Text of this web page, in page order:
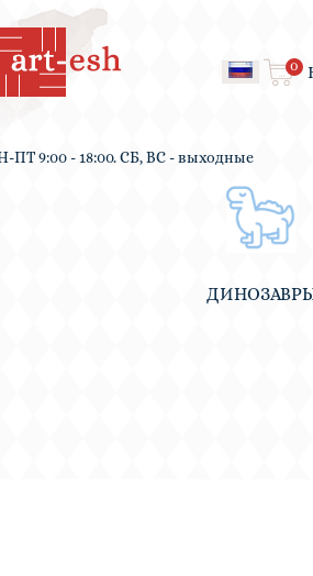
0
ПТ 9:00 - 18:00. СБ, ВС - выходные